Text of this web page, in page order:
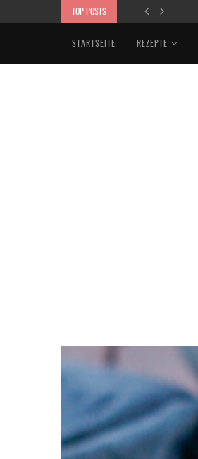
TOP POSTS
STARTSEITE REZEPTE